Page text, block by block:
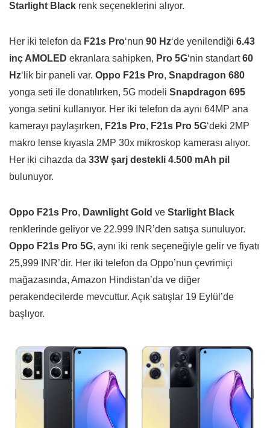
Starlight Black renk seçeneklerini alıyor.
Her iki telefon da F21s Pro‘nun 90 Hz‘de yenilendiği 6.43
inç AMOLED ekranlara sahipken, Pro 5G‘nin standart60
Hz‘lik bir paneli var. Oppo F21s Pro, Snapdragon 680
yonga seti ile donatılırken, 5G modeli Snapdragon 695
yonga setini kullanıyor. Her iki telefon da aynı 64MP ana
kamerayı paylaşırken, F21s Pro, F21s Pro 5G‘deki 2MP
makro lense kıyasla 2MP 30x mikroskop kamerası alıyor.
Her iki cihazda da 33W şarj destekli 4.500 mAh pil
bulunuyor.
Oppo F21s Pro, Dawnlight Gold ve Starlight Black
renklerinde geliyor ve 22.999 INR’den satışa sunuluyor.
Oppo F21s Pro 5G, aynı iki renk seçeneğiyle gelir ve fiyatı
25,999 INR’dir. Her iki telefon da Oppo’nun çevrimiçi
mağazasında, Amazon Hindistan’da ve diğer
perakendecilerde mevcuttur. Açık satışlar 19 Eylül’de
başlıyor.